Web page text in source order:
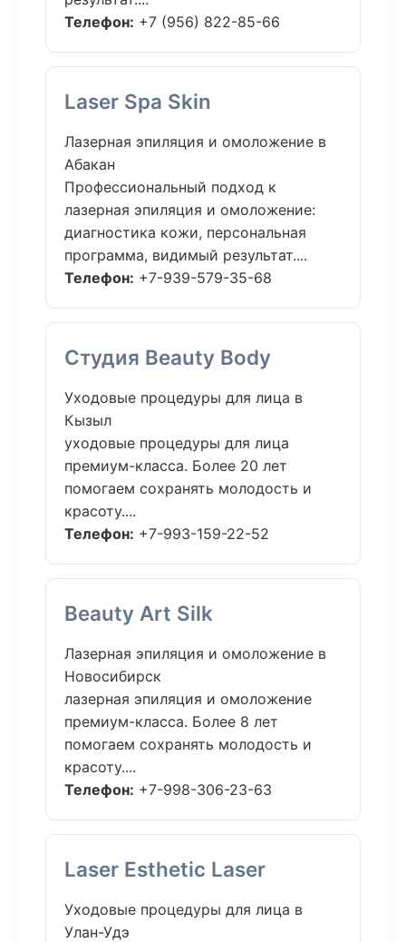
Телефон: +7 (956) 822-85-66
Laser Spa Skin
Лазерная эпиляция и омоложение в
Абакан
Профессиональный подход к
лазерная эпиляция и омоложение:
диагностика кожи, персональная
программа, видимый результат....
Телефон: +7-939-579-35-68
Студия Beauty Body
Уходовые процедуры для лица в
Кызыл
уходовые процедуры для лица
премиум-класса. Более 20 лет
помогаем сохранять молодость и
красоту....
Телефон: +7-993-159-22-52
Beauty Art Silk
Лазерная эпиляция и омоложение в
Новосибирск
лазерная эпиляция и омоложение
премиум-класса. Более 8 лет
помогаем сохранять молодость и
красоту....
Телефон: +7-998-306-23-63
Laser Esthetic Laser
Уходовые процедуры для лица в
Улан-Удэ